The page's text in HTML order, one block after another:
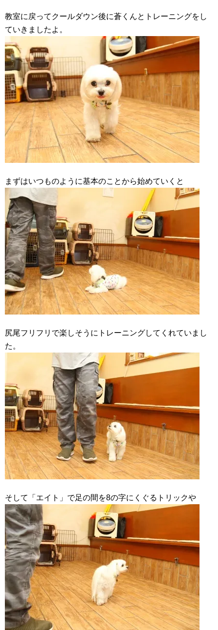
教室に戻ってクールダウン後に蒼くんとトレーニングをし
ていきましたよ。
まずはいつものように基本のことから始めていくと
尻尾フリフリで楽しそうにトレーニングしてくれていまし
た。
そして「エイト」で足の間を8の字にくぐるトリックや